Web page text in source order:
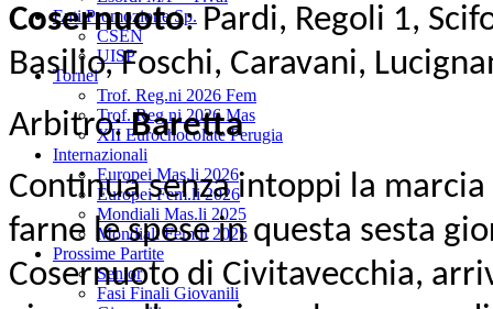
Enti Promozione Sp.
CSEN
UISP
Tornei
Trof. Reg.ni 2026 Fem
Trof. Reg.ni 2026 Mas
XII Eurochocolate Perugia
Internazionali
Europei Mas.li 2026
Europei Fem.li 2026
Mondiali Mas.li 2025
Mondiali Fem.li 2025
Prossime Partite
Senior
Fasi Finali Giovanili
Cosernuoto: Pardi, Regoli 1,
Basilio, Foschi, Caravani,
Arbitro:Baretta
Continua senza intoppi la
farne le spese in questa sesta
Cosernuoto di Civitavecchia,